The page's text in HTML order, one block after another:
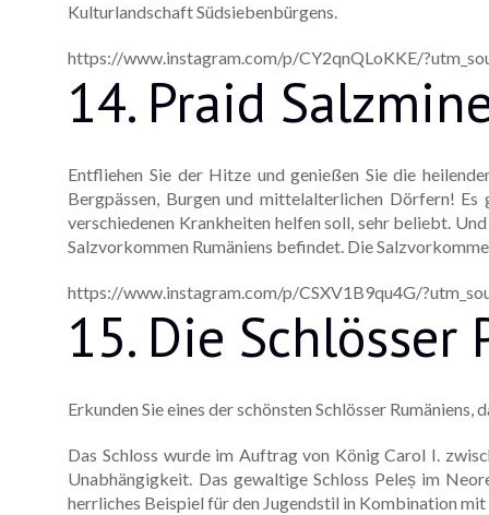
Kulturlandschaft Südsiebenbürgens.
https://www.instagram.com/p/CY2qnQLoKKE/
14. Praid
Entfliehen Sie der Hitze und genießen Sie die
Bergpässen, Burgen und mittelalterlichen Dörfern!
verschiedenen Krankheiten helfen soll, sehr beliebt.
Salzvorkommen Rumäniens befindet. Die
https://www.instagram.com/p/CSXV1B9qu4G/
15. Die Schlösser
Erkunden Sie eines der schönsten Schlösser
Das Schloss wurde im Auftrag von König Carol I.
Unabhängigkeit. Das gewaltige Schloss Peleș im
herrliches Beispiel für den Jugendstil in Kombination